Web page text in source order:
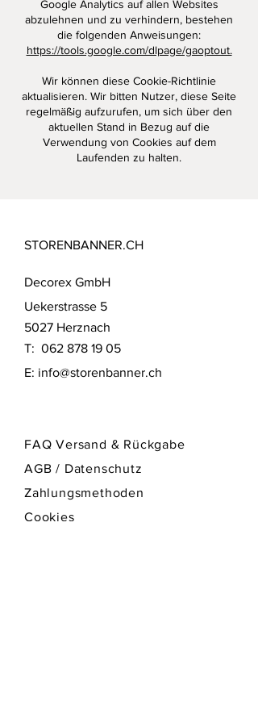
Google Analytics auf allen Websites
abzulehnen und zu verhindern, bestehen
die folgenden Anweisungen:
https://tools.google.com/dlpage/gaoptout.
Wir können diese Cookie-Richtlinie
aktualisieren. Wir bitten Nutzer, diese Seite
regelmäßig aufzurufen, um sich über den
aktuellen Stand in Bezug auf die
Verwendung von Cookies auf dem
Laufenden zu halten.
STORENBANNER.CH
Decorex GmbH
Uekerstrasse 5
5027 Herznach
T: 062 878 19 05
E: info@storenbanner.ch
FAQ Versand & Rückgabe
AGB/ Datenschutz
Zahlungsmethoden
Cookies